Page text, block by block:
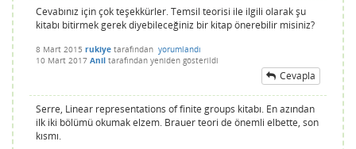
Cevabınız için çok teşekkürler. Temsil teorisi ile ilgili olarak şu
kitabı bitirmek gerek diyebileceğiniz bir kitap önerebilir misiniz?
8 Mart 2015 rukiye tarafından yorumlandı
10 Mart 2017 Anil tarafından yeniden gösterildi
Cevapla
Serre, Linear representations of finite groups kitabı. En azından
ilk iki bölümü okumak elzem. Brauer teori de önemli elbette, son
kısmı.